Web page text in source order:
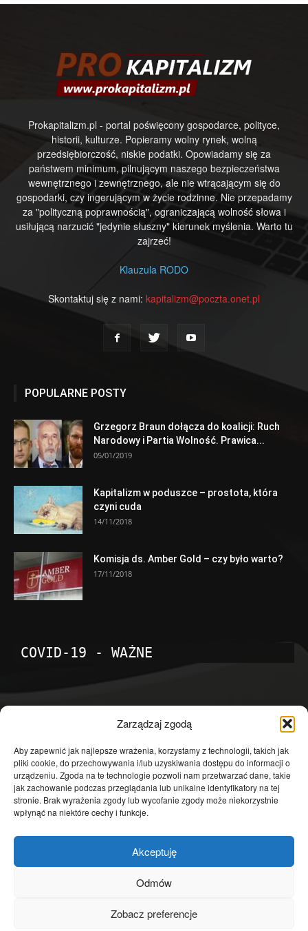
Zarządzaj zgodą
Aby zapewnić jak najlepsze wrażenia, korzystamy z technologii, takich jak
pliki cookie, do przechowywania i/lub uzyskiwania dostępu do informacji o
urządzeniu. Zgoda na te technologie pozwoli nam przetwarzać dane, takie
jak zachowanie podczas przeglądania lub unikalne identyfikatory na tej
stronie. Brak wyrażenia zgody lub wycofanie zgody może niekorzystnie
wpłynąć na niektóre cechy i funkcje.
Akceptuję
Odmów
Zobacz preferencje
Prokapitalizm.pl - portal poświęcony gospodarce, polityce,
historii, kulturze. Popieramy wolny rynek, wolną
przedsiębiorczość, niskie podatki. Opowiadamy się za
państwem minimum, pilnującym naszego bezpieczeństwa
wewnętrznego i zewnętrznego, ale nie wtrącającym się do
gospodarki, czy ingerującym w życie rodzinne. Nie przepadamy
za "polityczną poprawnością", ograniczającą wolność słowa i
usiłującą narzucić "jedynie słuszny" kierunek myślenia. Warto tu
zajrzeć!
Klauzula RODO
Skontaktuj się z nami: kapitalizm@poczta.onet.pl
POPULARNE POSTY
Grzegorz Braun dołącza do koalicji: Ruch
Narodowy i Partia Wolność. Prawica...
05/01/2019
Kapitalizm w poduszce – prostota, która
czyni cuda
14/11/2018
Komisja ds. Amber Gold – czy było warto?
17/11/2018
COVID-19 - WAŻNE
Temat dnia
4601
Publicystyka
4363
Polityka
3639
Polska
Społeczeństwo
2823